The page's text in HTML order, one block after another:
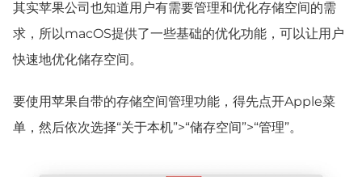
其实苹果公司也知道用户有需要管理和优化存储空间的需
求，所以macOS提供了一些基础的优化功能，可以让用户
快速地优化储存空间。
要使用苹果自带的存储空间管理功能，得先点开Apple菜
单，然后依次选择“关于本机”>“储存空间”>“管理”。